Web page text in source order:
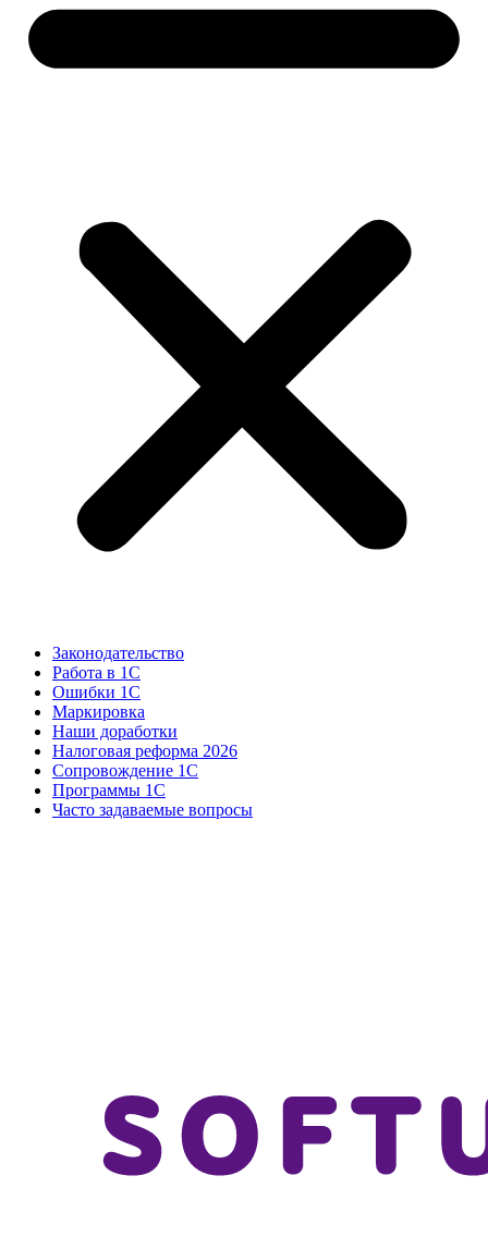
Законодательство
Работа в 1С
Ошибки 1С
Маркировка
Наши доработки
Налоговая реформа 2026
Сопровождение 1С
Программы 1С
Часто задаваемые вопросы